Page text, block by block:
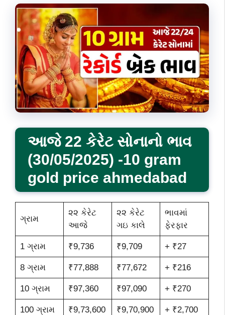
આજે 22 કેરેટ સોનાનો ભાવ
(30/05/2025) -10 gram
gold price ahmedabad
ગ્રામ
૨૨ કેરેટ
આજે
૨૨ કેરેટ
ગઇ કાલે
ભાવમાં
ફેરફાર
1 ગ્રામ ₹9,736 ₹9,709 + ₹27
8 ગ્રામ ₹77,888 ₹77,672 + ₹216
10 ગ્રામ ₹97,360 ₹97,090 + ₹270
100 ગ્રામ ₹9,73,600 ₹9,70,900 + ₹2,700